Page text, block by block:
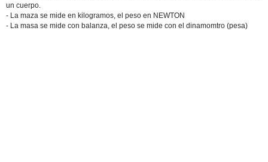
un cuerpo.
- La maza se mide en kilogramos, el peso en NEWTON
- La masa se mide con balanza, el peso se mide con el dinamomtro (pesa)